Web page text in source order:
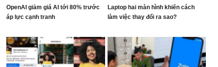
OpenAI giảm giá AI tới 80% trước
áp lực cạnh tranh
Laptop hai màn hình khiến cách
làm việc thay đổi ra sao?